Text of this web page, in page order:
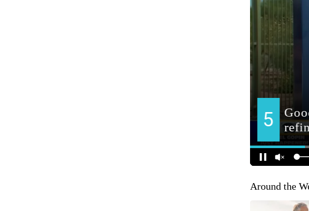
Around the